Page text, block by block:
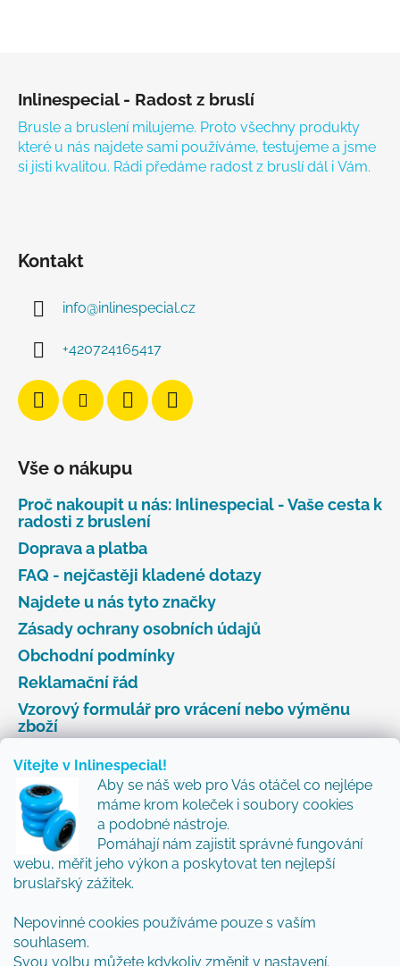
Vítejte v Inlinespecial!
Aby se náš web pro Vás otáčel co nejlépe
máme krom koleček i soubory cookies
a podobné nástroje.
Pomáhají nám zajistit správné fungování
webu, měřit jeho výkon a poskytovat ten nejlepší
bruslařský zážitek.
Nepovinné cookies používáme pouze s vaším
souhlasem.
Svou volbu můžete kdykoliv změnit v nastavení.
Inlinespecial - Radost z bruslí
Brusle a bruslení milujeme. Proto všechny produkty
které u nás najdete sami používáme, testujeme a jsme
si jisti kvalitou. Rádi předáme radost z bruslí dál i Vám.
Kontakt
info@inlinespecial.cz
+420724165417
Vše o nákupu
Proč nakoupit u nás: Inlinespecial - Vaše cesta k
radosti z bruslení
Doprava a platba
FAQ - nejčastěji kladené dotazy
Najdete u nás tyto značky
Zásady ochrany osobních údajů
Obchodní podmínky
Reklamační řád
Vzorový formulář pro vrácení nebo výměnu
zboží
Odebírat newsletter
Přidejte se k nám a my Vám budeme zasílat ty nejlepší
novinky a tipy.
Vložením e-mailu souhlasíte spodmínkami
ochrany osobních údajů